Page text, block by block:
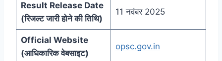
Result Release Date
(रिजल्ट जारी होने की तिथि)
11 नवंबर 2025
Official Website
(आधिकारिक वेबसाइट)
opsc.gov.in